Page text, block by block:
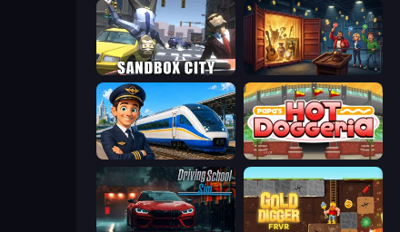
Sandbox City Container Auction
Idle Train Empire Tycoon Papa's Hot Doggeria